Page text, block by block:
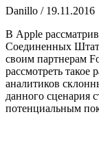
Danillo / 19.11.2016
В Apple
Соединенных
своим партнерам
рассмотреть такое
аналитиков
данного сценария
потенциальным